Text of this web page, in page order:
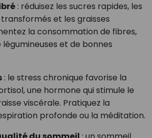
: réduisez les sucres rapides, les
et les graisses
la consommation de fibres,
légumineuses et de bonnes
: le stress chronique favorise la
une hormone qui stimule le
viscérale. Pratiquez la
profonde ou la méditation.